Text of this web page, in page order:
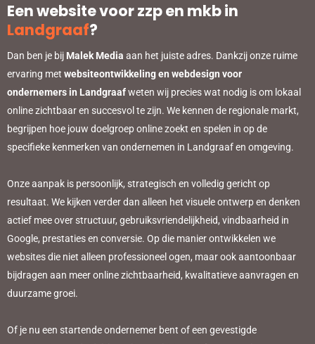
Een website voor zzp en mkb in
Landgraaf?
Dan ben je bij Malek Media aan het juiste adres. Dankzij onze ruime
ervaring met websiteontwikkeling en webdesign voor
ondernemers in Landgraafweten wij precies wat nodig is om lokaal
online zichtbaar en succesvol te zijn. We kennen de regionale markt,
begrijpen hoe jouw doelgroep online zoekt en spelen in op de
specifieke kenmerken van ondernemen in Landgraaf en omgeving.
Onze aanpak is persoonlijk, strategisch en volledig gericht op
resultaat. We kijken verder dan alleen het visuele ontwerp en denken
actief mee over structuur, gebruiksvriendelijkheid, vindbaarheid in
Google, prestaties en conversie. Op die manier ontwikkelen we
websites die niet alleen professioneel ogen, maar ook aantoonbaar
bijdragen aan meer online zichtbaarheid, kwalitatieve aanvragen en
duurzame groei.
Of je nu een startende ondernemer bent of een gevestigde